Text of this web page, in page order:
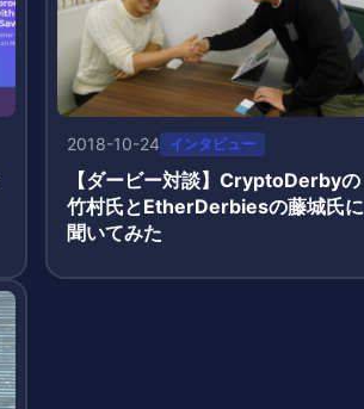
2018-10-24 インタビュー
【ダービー対談】CryptoDerbyの
竹村氏とEtherDerbiesの藤城氏に
聞いてみた